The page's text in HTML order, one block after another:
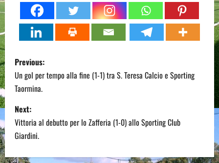
P
o
s
t
n
Previous:
Un gol per tempo alla fine (1-1) tra S. Teresa Calcio e Sporting
Taormina.
Next:
Vittoria al debutto per lo Zafferia (1-0) allo Sporting Club
Giardini.